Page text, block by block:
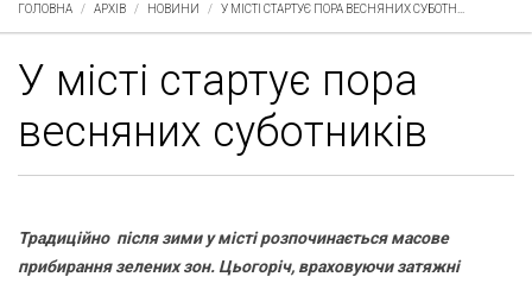
ГОЛОВНА АРХІВ НОВИНИ У МІСТІ СТАРТУЄ ПОРА ВЕСНЯНИХ СУБОТН...
У місті стартує пора
весняних суботників
Традиційно після зими у місті розпочинається масове
прибирання зелених зон. Цьогоріч, враховуючи затяжні